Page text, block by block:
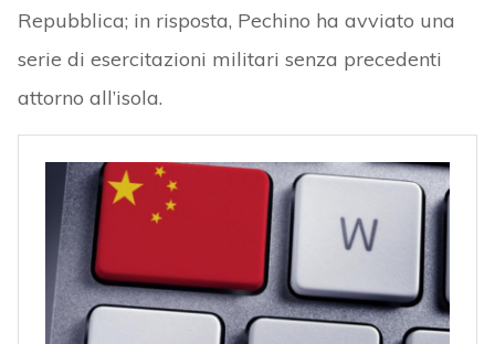
Repubblica; in risposta, Pechino ha avviato una
serie di esercitazioni militari senza precedenti
attorno all’isola.